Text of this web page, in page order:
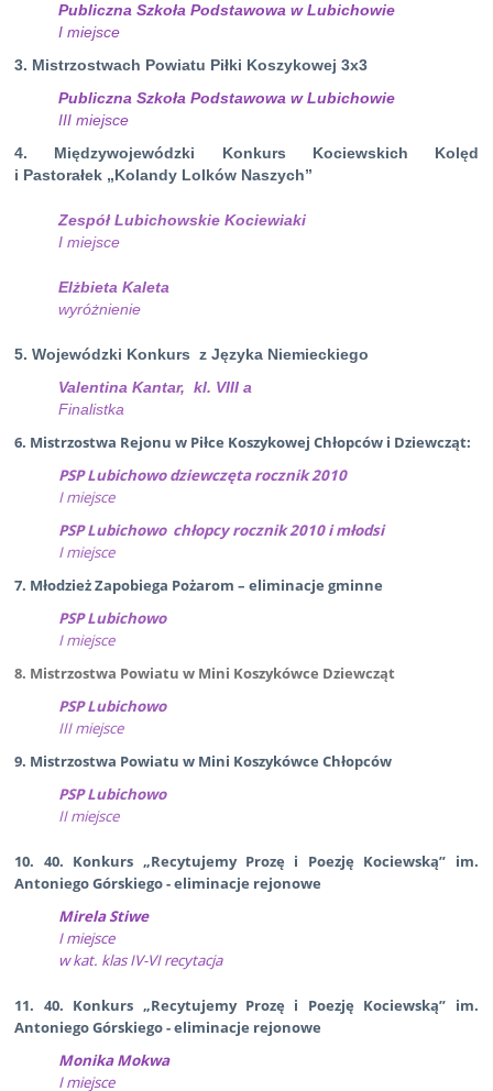
Publiczna Szkoła Podstawowa w Lubichowie
I miejsce
3. Mistrzostwach Powiatu Piłki Koszykowej 3x3
Publiczna Szkoła Podstawowa w Lubichowie
III miejsce
4. Międzywojewódzki Konkurs Kociewskich Kolęd
i Pastorałek „Kolandy Lolków Naszych”
Zespół Lubichowskie Kociewiaki
I miejsce
Elżbieta Kaleta
wyróżnienie
5. Wojewódzki Konkurs z Języka Niemieckiego
Valentina Kantar, kl. VIII a
Finalistka
6. Mistrzostwa Rejonu w Piłce Koszykowej Chłopców i Dziewcząt:
PSP Lubichowo dziewczęta rocznik 2010
I miejsce
PSP Lubichowo chłopcy rocznik 2010 i młodsi
I miejsce
7. Młodzież Zapobiega Pożarom – eliminacje gminne
PSP Lubichowo
I miejsce
8. Mistrzostwa Powiatu w Mini Koszykówce Dziewcząt
PSP Lubichowo
III miejsce
9. Mistrzostwa Powiatu w Mini Koszykówce Chłopców
PSP Lubichowo
II miejsce
10. 40. Konkurs „Recytujemy Prozę i Poezję Kociewską” im.
Antoniego Górskiego - eliminacje rejonowe
Mirela Stiwe
I miejsce
w kat. klas IV-VI recytacja
11. 40. Konkurs „Recytujemy Prozę i Poezję Kociewską” im.
Antoniego Górskiego - eliminacje rejonowe
Monika Mokwa
I miejsce